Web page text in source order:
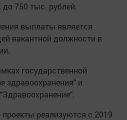
750 тыс. рублей.
выплаты является
вакантной должности в
государственной
здравоохранения" и
реализуются с 2019